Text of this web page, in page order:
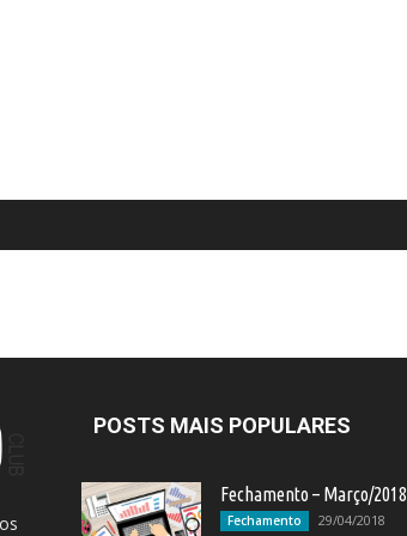
POSTS MAIS POPULARES
Fechamento – Março/2018
Fechamento 29/04/2018